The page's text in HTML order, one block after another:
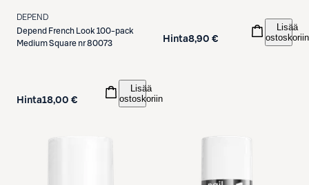
DEPEND
Depend French Look 100-pack
Medium Square nr 80073
Hinta18,00 €
Lisää
ostoskoriin
Hinta8,90 €
Lisää
ostoskoriin